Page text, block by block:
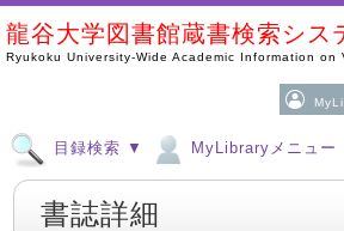
龍谷大学図書館蔵書検索シス
Ryukoku University-Wide Academic Information on
目録検索 ▼ MyLibraryメニュー
書誌詳細